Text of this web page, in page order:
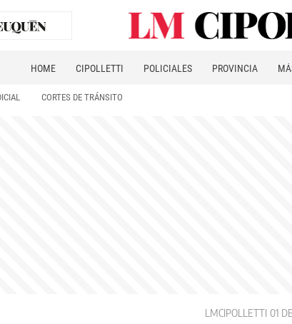
HOME CIPOLLETTI POLICIALES PROVINCIA
CORTES DE TRÁNSITO
LMCIPOLLETTI 01